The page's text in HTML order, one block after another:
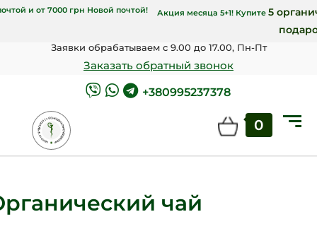
от 4000 грн Укрпочтой и от 7000 грн Новой почтой! Акция
Заявки обрабатываем с 9.00 до 17.00, Пн-Пт
Заказать обратный звонок
+380995237378
0
чай